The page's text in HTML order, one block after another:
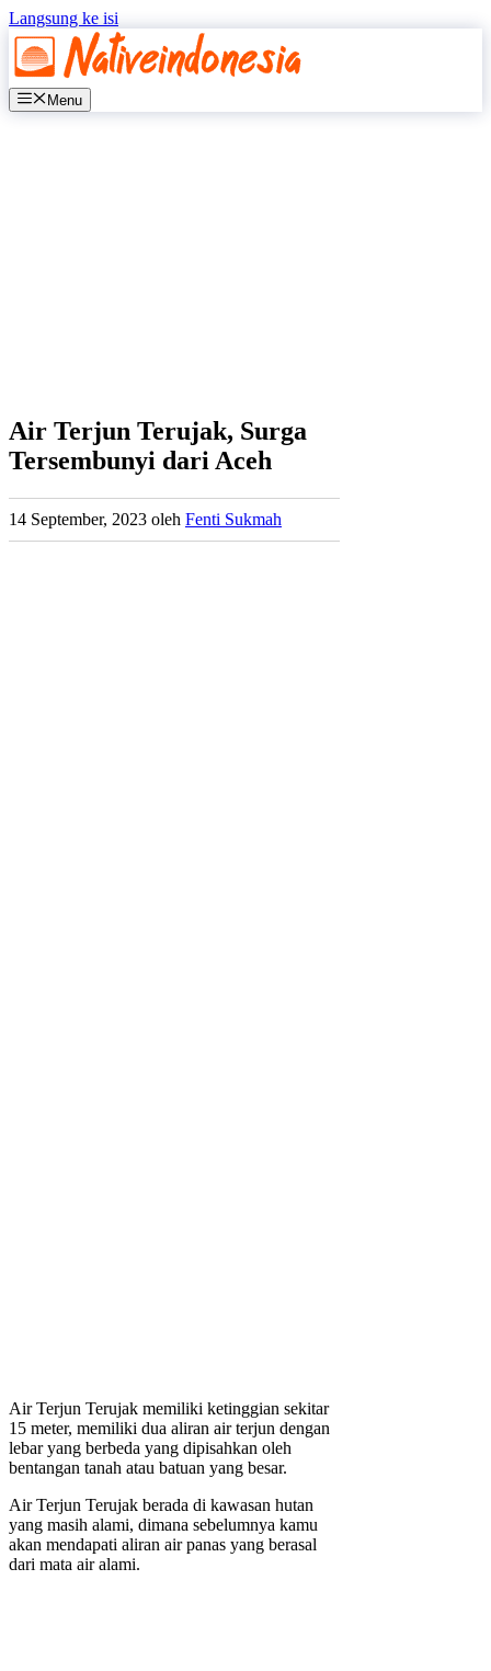
Langsung ke isi
Menu
Air Terjun Terujak, Surga
Tersembunyi dari Aceh
14 September, 2023 oleh Fenti Sukmah
Air Terjun Terujak memiliki ketinggian sekitar
15 meter, memiliki dua aliran air terjun dengan
lebar yang berbeda yang dipisahkan oleh
bentangan tanah atau batuan yang besar.
Air Terjun Terujak berada di kawasan hutan
yang masih alami, dimana sebelumnya kamu
akan mendapati aliran air panas yang berasal
dari mata air alami.